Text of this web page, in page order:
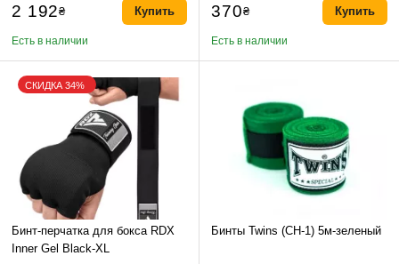
2 192₴
Есть в наличии
Купить 370₴
Есть в наличии
Купить
Бинт-перчатка для бокса RDX
Inner Gel Black-XL
СКИДКА 34%
Бинты Twins (CH-1) 5м-зеленый